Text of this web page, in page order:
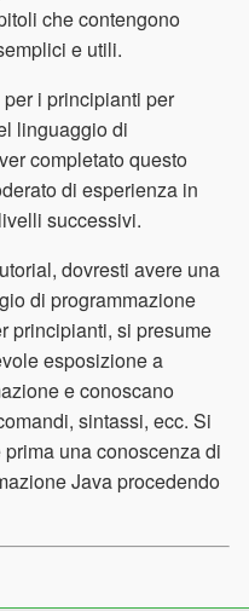
che contengono
e utili.
i principianti per
linguaggio di
completato questo
di esperienza in
successivi.
dovresti avere una
di programmazione
principianti, si presume
esposizione a
e conoscano
sintassi, ecc. Si
una conoscenza di
Java procedendo